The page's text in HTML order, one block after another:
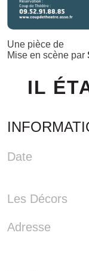
Une pièce de
Mise en scène par
IL
Date
Les Décors
Adresse